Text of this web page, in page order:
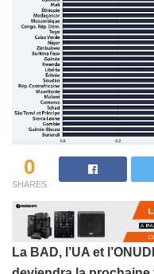
0
SHARES
La BAD, l’UA et